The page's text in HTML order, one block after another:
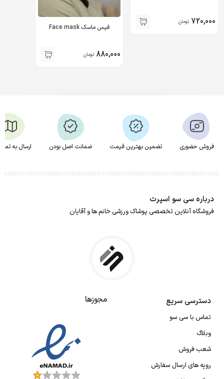
720,000 تومان
فیس ماسک Face mask
880,000 تومان
فروش حضوری تضمین بهترین قیمت ضمانت اصل بودن ارسال به
درباره سی سو اسپرت
فروشگاه آنلاین تخصصی پوشاک ورزشی خانم ها و آقایان
دسترسی سریع
تماس با سی سو
وبلاگ
شعب فروش
رویه های ارسال سفارش
مجوزها